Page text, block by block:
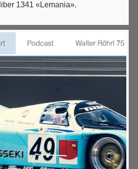
1341 «Lemania».